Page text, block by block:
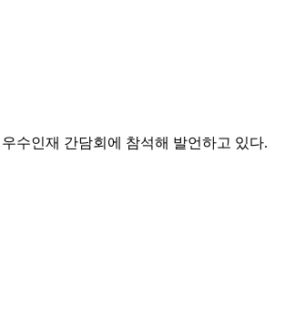
수인재 간담회에 참석해 발언하고 있다.